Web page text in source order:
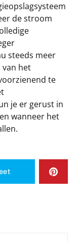
de stroom
steeds meer
van het
te
je er gerust in
wanneer het